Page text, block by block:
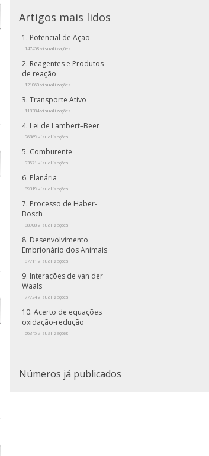
Artigos mais lidos
Potencial de Ação
147458 visualizações
Reagentes e Produtos
de reação
121060 visualizações
Transporte Ativo
118384 visualizações
Lei de Lambert–Beer
96869 visualizações
Comburente
93571 visualizações
Planária
89319 visualizações
Processo de Haber-
Bosch
88908 visualizações
Desenvolvimento
Embrionário dos Animais
87711 visualizações
Interações de van der
Waals
77724 visualizações
Acerto de equações
oxidação-redução
66345 visualizações
Números já publicados